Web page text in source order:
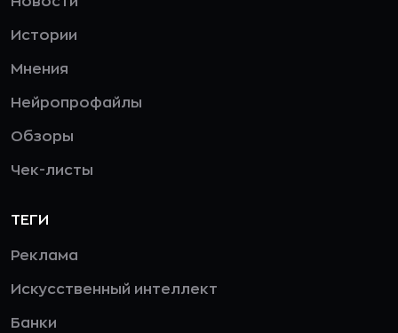
Истории
Мнения
Нейропрофайлы
Обзоры
Чек-листы
ТЕГИ
Реклама
Искусственный интеллект
Банки